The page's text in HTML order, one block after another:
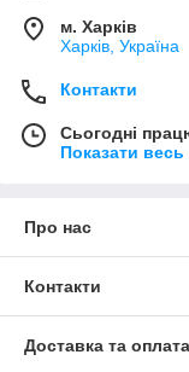
м. Харків
Харків, Україна
Контакти
Сьогодні
Показати
Про нас
Контакти
Доставка та оплата